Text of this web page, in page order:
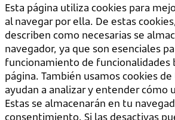
Esta página utiliza cookies para
al navegar por ella. De estas
describen como necesarias se
navegador, ya que son esenciales
funcionamiento de funcionalidades
página. También usamos cookies
ayudan a analizar y entender cómo
Estas se almacenarán en tu
consentimiento. Si las desactivas